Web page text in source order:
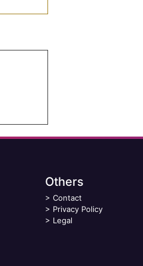
Others
> Contact
> Privacy Policy
> Legal